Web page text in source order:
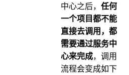
中心之后， 任何
一个项目都不能
直接去调用，都
需要通过服务中
心来完成，调用
流程会变成如下